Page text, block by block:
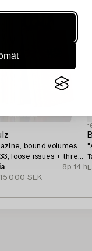
bound volumes
loose issues + three
and the 1945 jubilee
8p 14 h
15 000 SEK